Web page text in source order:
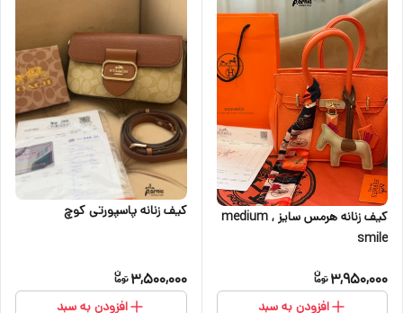
کیف زنانه هرمس سایز medium ,
smile
3,950,000
افزودن به سبد
کیف زنانه پاسپورتی کوچ
3,500,000
افزودن به سبد